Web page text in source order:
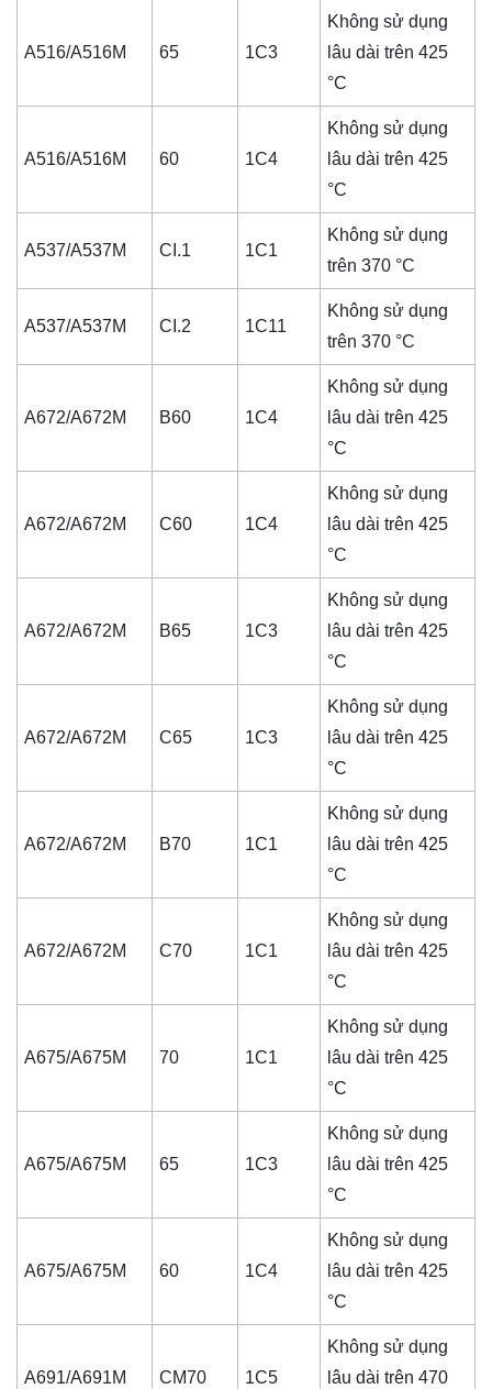
A516/A516M 65 1C3
Không sử dụng
lâu dài trên 425
°C
A516/A516M 60 1C4
Không sử dụng
lâu dài trên 425
°C
A537/A537M CI.1 1C1
Không sử dụng
trên 370 °C
A537/A537M CI.2 1C11
Không sử dụng
trên 370 °C
A672/A672M B60 1C4
Không sử dụng
lâu dài trên 425
°C
A672/A672M C60 1C4
Không sử dụng
lâu dài trên 425
°C
A672/A672M B65 1C3
Không sử dụng
lâu dài trên 425
°C
A672/A672M C65 1C3
Không sử dụng
lâu dài trên 425
°C
A672/A672M B70 1C1
Không sử dụng
lâu dài trên 425
°C
A672/A672M C70 1C1
Không sử dụng
lâu dài trên 425
°C
A675/A675M 70 1C1
Không sử dụng
lâu dài trên 425
°C
A675/A675M 65 1C3
Không sử dụng
lâu dài trên 425
°C
A675/A675M 60 1C4
Không sử dụng
lâu dài trên 425
°C
A691/A691M CM70 1C5
Không sử dụng
lâu dài trên 470